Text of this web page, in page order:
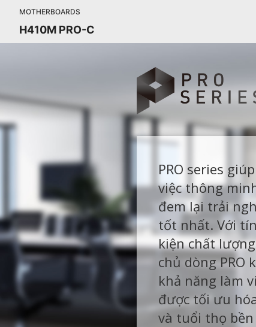
MOTHERBOARDS
H410M PRO-C
PRO series
việc thông
đem lại trải
tốt nhất. Với
kiện chất
chủ dòng PRO
khả năng làm
được tối ưu
và tuổi thọ bền